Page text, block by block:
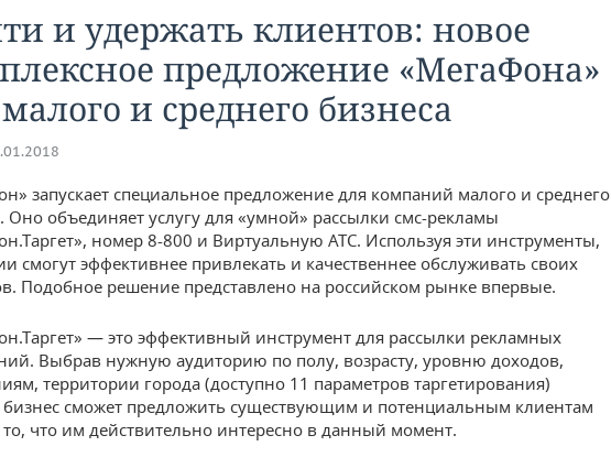
и удержать клиентов: новое
предложение «МегаФона»
и среднего бизнеса
запускает специальное предложение для компаний малого и среднего
Оно объединяет услугу для «умной» рассылки смс-рекламы
номер 8-800 и Виртуальную АТС. Используя эти инструменты,
смогут эффективнее привлекать и качественнее обслуживать своих
Подобное решение представлено на российском рынке впервые.
— это эффективный инструмент для рассылки рекламных
Выбрав нужную аудиторию по полу, возрасту, уровню доходов,
территории города (доступно 11 параметров таргетирования)
сможет предложить существующим и потенциальным клиентам
что им действительно интересно в данный момент.